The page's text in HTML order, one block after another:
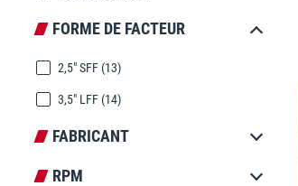
FORME DE FACTEUR
2,5" SFF (13)
3,5" LFF (14)
FABRICANT
RPM